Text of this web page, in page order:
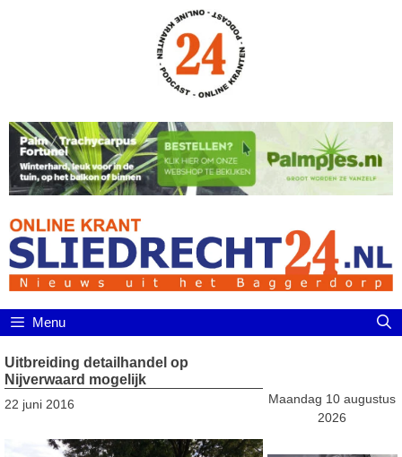
Menu
Uitbreiding detailhandel op
Nijverwaard mogelijk
22 juni 2016
Maandag 10 augustus
2026